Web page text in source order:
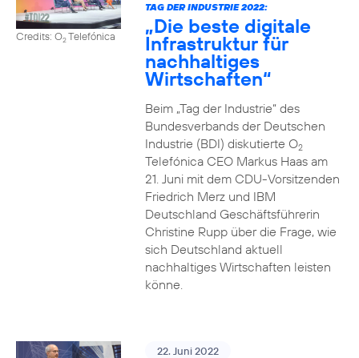
Credits: O2Telefónica
TAG DER INDUSTRIE 2022:
„Die beste digitale
Infrastruktur für
nachhaltiges
Wirtschaften“
Beim „Tag der Industrie“ des
Bundesverbands der Deutschen
Industrie (BDI) diskutierte O2
Telefónica CEO Markus Haas am
21. Juni mit dem CDU-Vorsitzenden
Friedrich Merz und IBM
Deutschland Geschäftsführerin
Christine Rupp über die Frage, wie
sich Deutschland aktuell
nachhaltiges Wirtschaften leisten
könne.
22. Juni 2022